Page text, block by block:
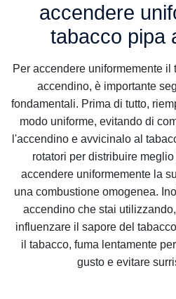
accendere
tabacco pipa
Per accendere uniformemente
accendino, è importante
fondamentali. Prima di tutto,
modo uniforme, evitando di
l'accendino e avvicinalo al
rotatori per distribuire
accendere uniformemente la
una combustione omogenea.
accendino che stai
influenzare il sapore del
il tabacco, fuma lentamente
gusto e evitare